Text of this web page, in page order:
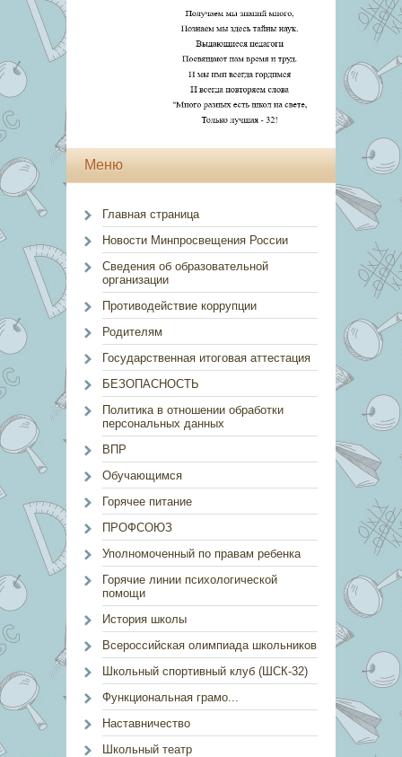
Меню
Главная страница
Новости Минпросвещения России
Сведения об образовательной
организации
Противодействие коррупции
Родителям
Государственная итоговая аттестация
БЕЗОПАСНОСТЬ
Политика в отношении обработки
персональных данных
ВПР
Обучающимся
Горячее питание
ПРОФСОЮЗ
Уполномоченный по правам ребенка
Горячие линии психологической
помощи
История школы
Всероссийская олимпиада школьников
Школьный спортивный клуб (ШСК-32)
Функциональная грамо...
Наставничество
Школьный театр